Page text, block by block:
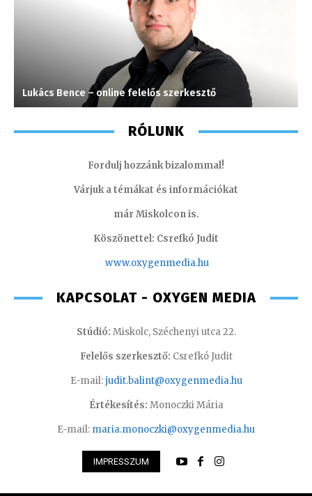
Lukács Bence – online felelős szerkesztő
RÓLUNK
Fordulj hozzánk bizalommal!
Várjuk a témákat és információkat
már Miskolcon is.
Köszönettel: Csrefkó Judit
www.oxygenmedia.hu
KAPCSOLAT - OXYGEN MEDIA
Stúdió: Miskolc, Széchenyi utca 22.
Felelős szerkesztő: Csrefkó Judit
E-mail:judit.balint@oxygenmedia.hu
Értékesítés: Monoczki Mária
E-mail: maria.monoczki@oxygenmedia.hu
IMPRESSZUM